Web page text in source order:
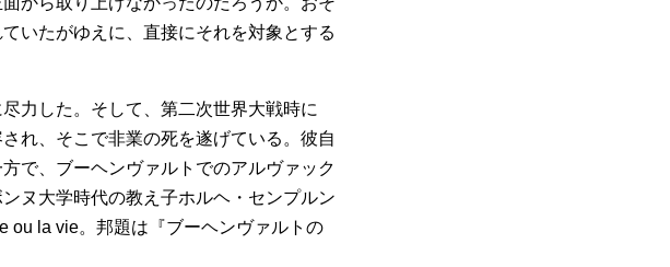
いたがゆえに、直接にそれを対象とする
力した。そして、第二次世界大戦時に
れ、そこで非業の死を遂げている。彼自
で、ブーヘンヴァルトでのアルヴァック
ヌ大学時代の教え子ホルヘ・センプルン
ou la vie。邦題は『ブーヘンヴァルトの